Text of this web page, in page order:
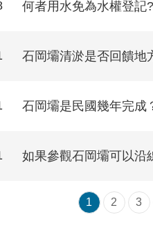
何者用水免為水權登記?
石岡壩清淤是否回饋地
石岡壩是民國幾年完成
如果參觀石岡壩可以沿
1 2 3